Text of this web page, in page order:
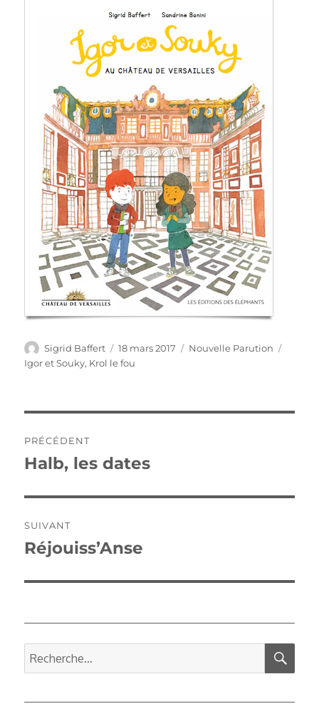
Auteur
Sigrid Baffert
Publié
le
18 mars 2017 Catégories
Nouvelle Parution
Igor et Souky, Krol le fou
de
PRÉCÉDENT
Publication
Halb, les dates
SUIVANT
Publication
Réjouiss’Anse
Recherche
pour :